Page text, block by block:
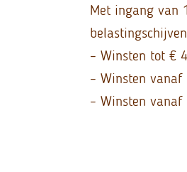
Met ingang van
– Winsten tot €
– Winsten
– Winsten